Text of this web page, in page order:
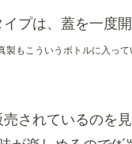
プは、蓋を一度
製もこういうボトルに入っ
されているのを